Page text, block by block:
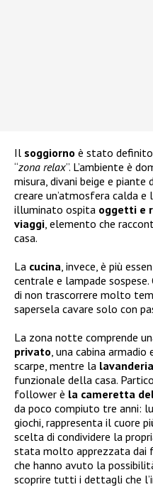
Il soggiorno è stato definito
“zona relax”. L’ambiente è
misura, divani beige e
creare un’atmosfera calda e
illuminato ospita oggetti e
viaggi , elemento che
casa.
La cucina , invece, è più
centrale e lampade sospese.
di non trascorrere molto
sapersela cavare solo con
La zona notte comprende
privato , una cabina
scarpe, mentre la lavanderia
funzionale della casa.
follower è la cameretta
da poco compiuto tre anni:
giochi, rappresenta il cuore
scelta di condividere la
stata molto apprezzata dai
che hanno avuto la
scoprire tutti i dettagli che